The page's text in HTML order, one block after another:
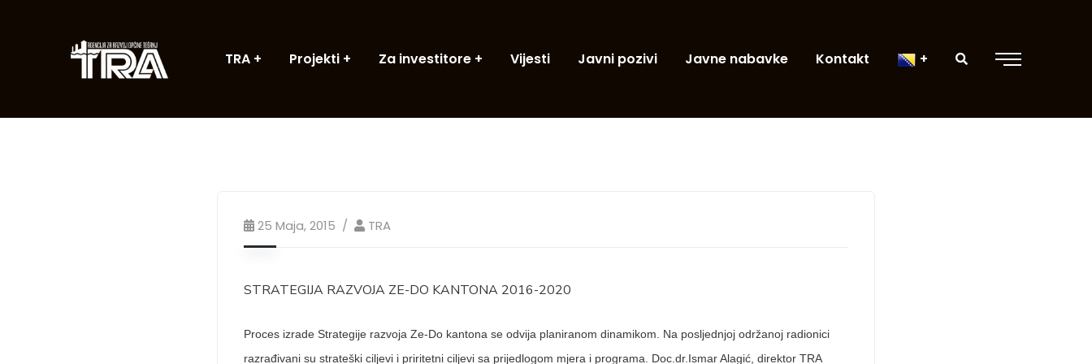
TRA Projekti Za investitore Vijesti Javni pozivi Javne nabavke Kontakt
25 Maja, 2015 TRA
STRATEGIJA RAZVOJA ZE-DO KANTONA 2016-2020
Proces izrade Strategije razvoja Ze-Do kantona se odvija planiranom dinamikom. Na posljednjoj održanoj radionici
razrađivani su strateški ciljevi i priritetni ciljevi sa prijedlogom mjera i programa. Doc.dr.Ismar Alagić, direktor TRA